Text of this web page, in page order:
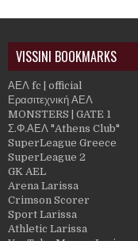
VISSINI BOOKMARKS
ΑΕΛ fc | official
Ερασιτεχνική ΑΕΛ
MONSTERS | GATE 1
Σ.Φ.ΑΕΛ "Athens Club"
SuperLeague Greece
SuperLeague 2
GK AEL
Arena Larissa
Crimson Scorer
Sport Larissa
Athletic Larissa